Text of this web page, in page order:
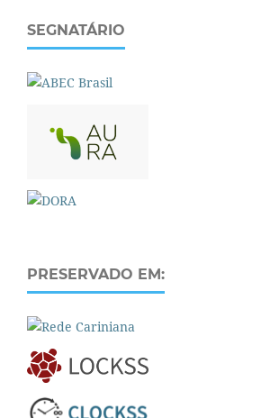
SEGNATÁRIO
PRESERVADO EM: